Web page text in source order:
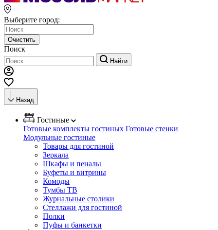
Выберите город:
Очистить
Поиск
Найти
Назад
Гостиные
Готовые комплекты гостиных Готовые стенки
Модульные гостиные
Товары для гостиной
Зеркала
Шкафы и пеналы
Буфеты и витрины
Комоды
Тумбы ТВ
Журнальные столики
Стеллажи для гостиной
Полки
Пуфы и банкетки